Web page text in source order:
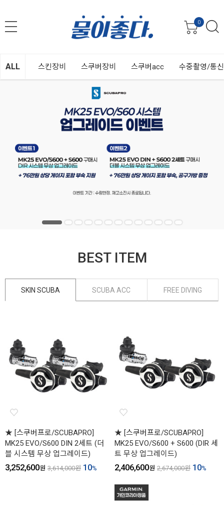
0
ALL 스킨장비 스쿠버장비 스쿠버acc 수중촬영/통
BEST ITEM
SKIN SCUBA SCUBA ACC FREE DIVING
★ [스쿠버프로/SCUBAPRO]
MK25 EVO/S600 DIN 2세트 (더
블 시스템 무상 업그레이드)
3,252,600원 3,614,000원 10%
★ [스쿠버프로/SCUBAPRO]
MK25 EVO/S600 + S600 (DIR 세
트 무상 업그레이드)
2,406,600원 2,674,000원 10%